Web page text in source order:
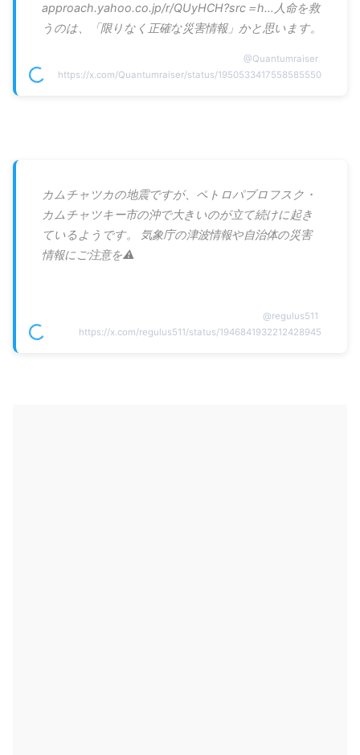
approach.yahoo.co.jp/r/QUyHCH?src＝h…人命を救
うのは、「限りなく正確な災害情報」かと思います。
@Quantumraiser
https://x.com/Quantumraiser/status/1950533417558585550
カムチャツカの地震ですが、ペトロパブロフスク・
カムチャツキー市の沖で大きいのが立て続けに起き
ているようです。 気象庁の津波情報や自治体の災害
情報にご注意を⚠️
@regulus511
https://x.com/regulus511/status/1946841932212428945